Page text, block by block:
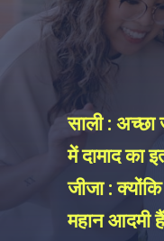
साली :
में दामाद का
जीजा :
महान आदमी